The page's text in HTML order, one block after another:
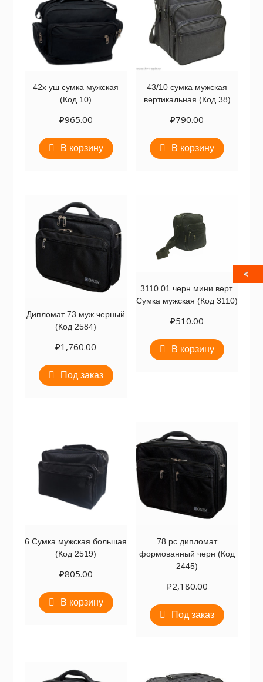
42х уш сумка мужская
(Код 10)
₽965.00
В корзину
43/10 сумка мужская
вертикальная (Код 38)
₽790.00
В корзину
Дипломат 73 муж черный
(Код 2584)
₽1,760.00
Под заказ
3110​ 01 черн мини верт.
Сумка мужская (Код 3110)
₽510.00
В корзину
6 Сумка мужская большая
(Код 2519)
₽805.00
В корзину
78 рс дипломат
формованный черн (Код
2445)
₽2,180.00
Под заказ